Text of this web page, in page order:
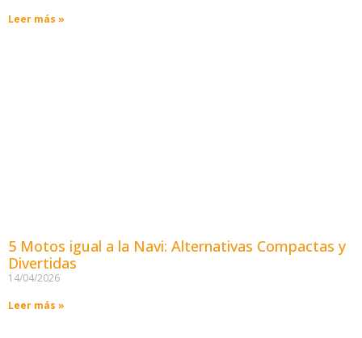
Leer más »
5 Motos igual a la Navi: Alternativas Compactas y
Divertidas
14/04/2026
Leer más »